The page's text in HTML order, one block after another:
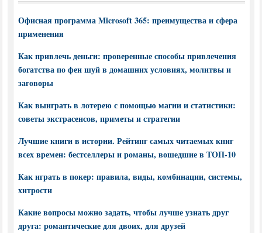
Офисная программа Microsoft 365: преимущества и сфера
применения
Как привлечь деньги: проверенные способы привлечения
богатства по фен шуй в домашних условиях, молитвы и
заговоры
Как выиграть в лотерею с помощью магии и статистики:
советы экстрасенсов, приметы и стратегии
Лучшие книги в истории. Рейтинг самых читаемых книг
всех времен: бестселлеры и романы, вошедшие в ТОП-10
Как играть в покер: правила, виды, комбинации, системы,
хитрости
Какие вопросы можно задать, чтобы лучше узнать друг
друга: романтические для двоих, для друзей